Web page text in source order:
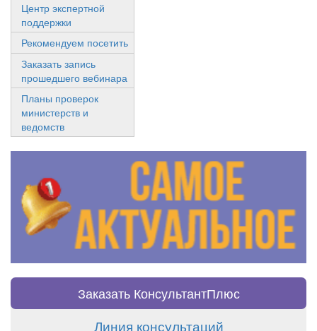
Центр экспертной
поддержки
Рекомендуем посетить
Заказать запись
прошедшего вебинара
Планы проверок
министерств и
ведомств
Заказать КонсультантПлюс
Линия консультаций